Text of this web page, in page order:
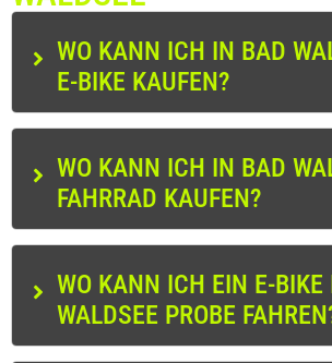
WO KANN ICH IN BAD
E-BIKE KAUFEN?
WO KANN ICH IN BAD
FAHRRAD KAUFEN?
WO KANN ICH EIN E-BIKE
WALDSEE PROBE